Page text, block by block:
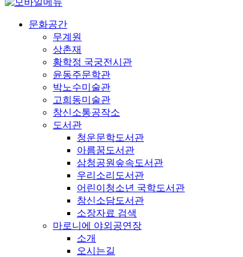
문화공간
무계원
상촌재
황학정 국궁전시관
윤동주문학관
박노수미술관
고희동미술관
창신소통공작소
도서관
청운문학도서관
아름꿈도서관
삼청공원숲속도서관
우리소리도서관
어린이청소년 국학도서관
창신소담도서관
소장자료 검색
마로니에 야외공연장
소개
오시는길